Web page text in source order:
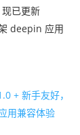
已更新
deepin 应用